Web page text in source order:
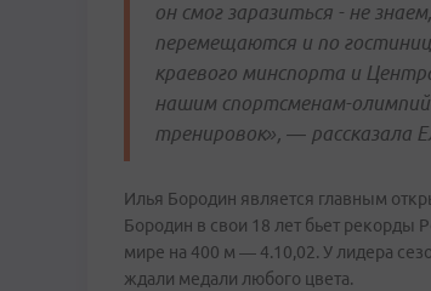
он смог заразиться - не
перемещаются и по
краевого минспорта и
нашим спортсменам-
тренировок», — рассказала
Илья Бородин является главным
Бородин в свои 18 лет бьет рекорды
мире на 400 м — 4.10,02. У лидера
ждали медали любого цвета.